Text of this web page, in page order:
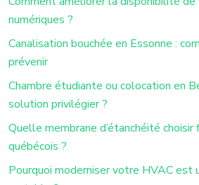
numériques ?
Canalisation bouchée en Essonne :
prévenir
Chambre étudiante ou colocation en
solution privilégier ?
Quelle membrane d’étanchéité choisir
québécois ?
Pourquoi moderniser votre HVAC est